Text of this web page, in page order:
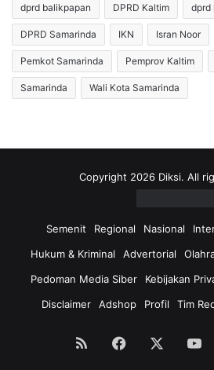
dprd balikpapan DPRD Kaltim dprd
DPRD Samarinda IKN Isran Noor
Pemkot Samarinda Pemprov Kaltim
Samarinda Wali Kota Samarinda
Copyright 2026 Diksi. All
Semenit Regional Nasional
Hukum & Kriminal
Advertorial
Pedoman Media Siber
Kebijakan
Disclaimer
Adshop Profil Tim
RSS Facebook